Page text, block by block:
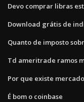
Devo comprar libras
Download grátis de
Quanto de imposto
Td ameritrade ramos
Por que existe
É bom o coinbase